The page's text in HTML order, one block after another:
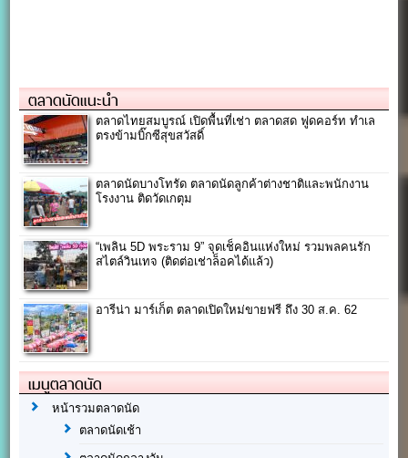
ตลาดนัดแนะนำ
ตลาดไทยสมบูรณ์ เปิดพื้นที่เช่า ตลาดสด ฟูดคอร์ท ทำเล
ตรงข้ามบิ๊กซีสุขสวัสดิ์
ตลาดนัดบางโทรัด ตลาดนัดลูกค้าต่างชาติและพนักงาน
โรงงาน ติดวัดเกตุม
“เพลิน 5D พระราม 9” จุดเช็คอินแห่งใหม่ รวมพลคนรัก
สไตล์วินเทจ (ติดต่อเช่าล็อคได้แล้ว)
อารีน่า มาร์เก็ต ตลาดเปิดใหม่ขายฟรี ถึง 30 ส.ค. 62
เมนูตลาดนัด
หน้ารวมตลาดนัด
ตลาดนัดเช้า